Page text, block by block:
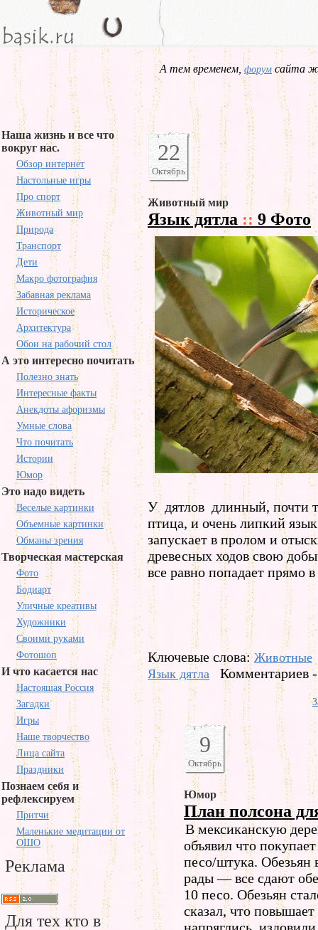
А тем временем,форум сайта
Наша жизнь и все что
вокруг нас.
Обзор интернет
Настольные игры
Про спорт
Животный мир
Природа
Транспорт
Дети
Макро фотография
Забавная реклама
Историческое
Архитектура
Обои на рабочий стол
А это интересно почитать
Полезно знать
Интересные факты
Анекдоты афоризмы
Умные слова
Что почитать
Истории
Юмор
Это надо видеть
Веселые картинки
Объемные картинки
Обманы зрения
Творческая мастерская
Фото
Бодиарт
Уличные креативы
Художники
Своими руками
Фотошоп
И что касается нас
Настоящая Россия
Загадки
Игры
Наше творчество
Лица сайта
Праздники
Познаем себя и
рефлексируем
Притчи
Маленькие медитации от
ОШО
Реклама
Для тех кто в
22
Октябрь
Животный мир
Язык дятла :: 9 Фото
У дятлов длинный, почти
птица, и очень липкий
запускает в пролом и
древесных ходов свою
все равно попадает прямо
Ключевые слова:Животные
Язык дятла
Комментариев
9
Октябрь
Юмор
План полсона
В мексиканскую
объявил что
песо/штука. Обезьян
рады — все сдают
10 песо. Обезьян
сказал, что